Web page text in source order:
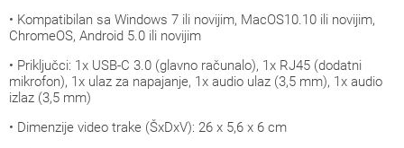
• Kompatibilan sa Windows 7 ili novijim, MacOS10.10 ili novijim,
ChromeOS, Android 5.0 ili novijim
• Priključci: 1x USB-C 3.0 (glavno računalo), 1x RJ45 (dodatni
mikrofon), 1x ulaz za napajanje, 1x audio ulaz (3,5 mm), 1x audio
izlaz (3,5 mm)
• Dimenzije video trake (ŠxDxV): 26 x 5,6 x 6 cm